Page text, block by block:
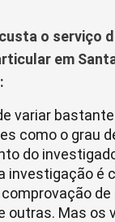
o serviço
em
variar
como o grau
do
investigação é
de
outras. Mas os